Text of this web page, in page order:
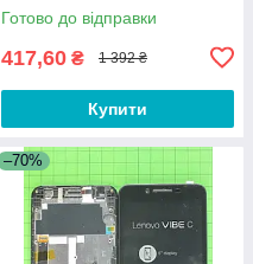
Готово до відправки
417,60 ₴ 1 392 ₴
Купити
–70%